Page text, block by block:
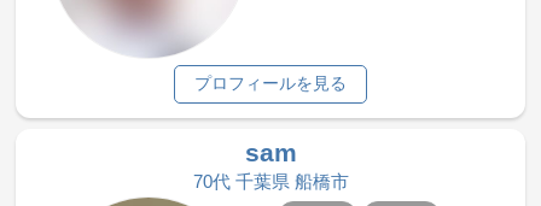
プロフィールを見る
sam
70代 千葉県 船橋市